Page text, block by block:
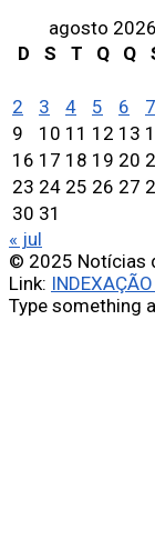
agosto 2026
D
S T Q Q
2
3 4 5 6 7
9
10 11 12 13
16 17 18 19 20
23 24 25 26 27
30 31
« jul
© 2025 Notícias
Link:
Type something